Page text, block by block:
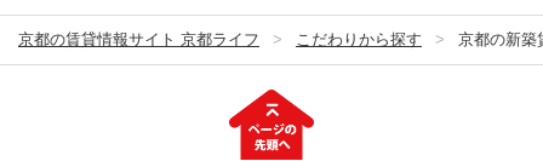
京都の賃貸情報サイト 京都ライフ こだわりから探す 京都の新築